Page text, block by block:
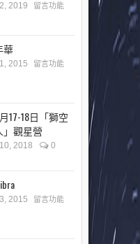
2019
留言功能
華
2015
留言功能
17-18日「獅空
觀星營
2018 0
2015
留言功能